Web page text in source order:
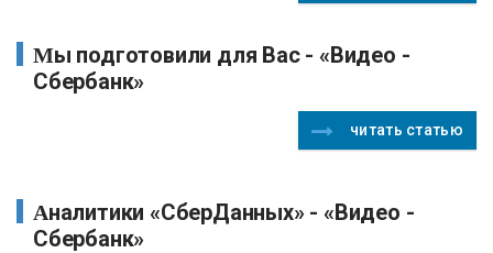
Мы подготовили для Вас - «Видео -
Сбербанк»
читать статью
Аналитики «СберДанных» - «Видео -
Сбербанк»